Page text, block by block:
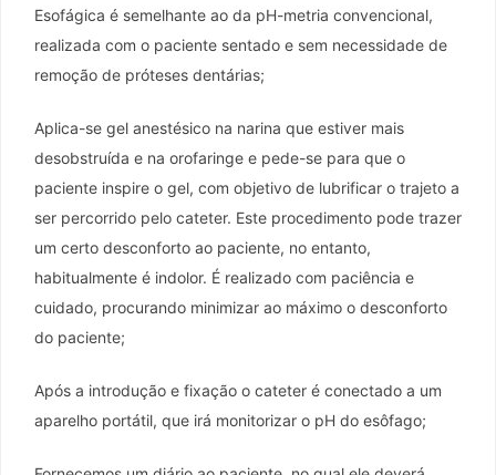
Esofágica é semelhante ao da pH-metria convencional,
realizada com o paciente sentado e sem necessidade de
remoção de próteses dentárias;
Aplica-se gel anestésico na narina que estiver mais
desobstruída e na orofaringe e pede-se para que o
paciente inspire o gel, com objetivo de lubrificar o trajeto a
ser percorrido pelo cateter. Este procedimento pode trazer
um certo desconforto ao paciente, no entanto,
habitualmente é indolor. É realizado com paciência e
cuidado, procurando minimizar ao máximo o desconforto
do paciente;
Após a introdução e fixação o cateter é conectado a um
aparelho portátil, que irá monitorizar o pH do esôfago;